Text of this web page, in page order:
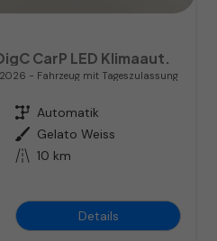
CarP LED Klimaaut.
Fahrzeug mit Tageszulassung
Getriebe Automatik
Außenfarbe Gelato Weiss
Kilometerstand 10 km
Details